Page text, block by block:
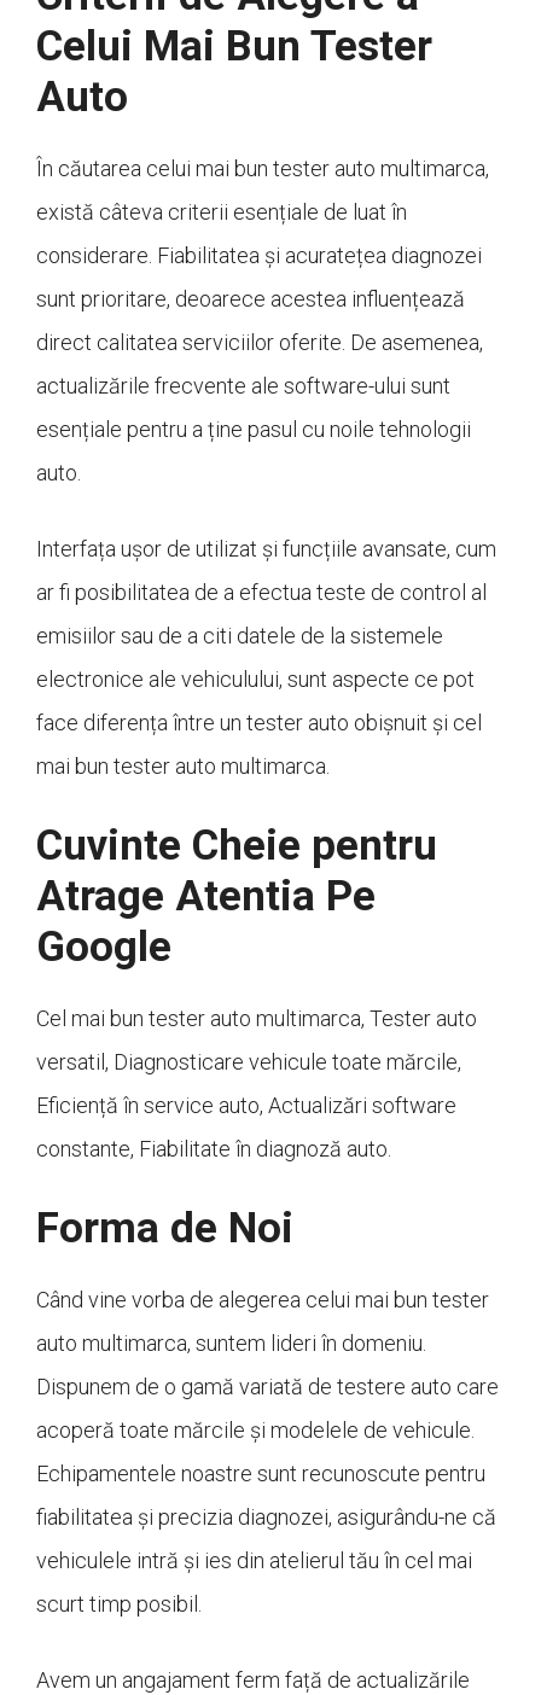
Celui Mai Bun Tester
Auto
În căutarea celui mai bun tester auto multimarca,
există câteva criterii esențiale de luat în
considerare. Fiabilitatea și acuratețea diagnozei
sunt prioritare, deoarece acestea influențează
direct calitatea serviciilor oferite. De asemenea,
actualizările frecvente ale software-ului sunt
esențiale pentru a ține pasul cu noile tehnologii
auto.
Interfața ușor de utilizat și funcțiile avansate, cum
ar fi posibilitatea de a efectua teste de control al
emisiilor sau de a citi datele de la sistemele
electronice ale vehiculului, sunt aspecte ce pot
face diferența între un tester auto obișnuit și cel
mai bun tester auto multimarca.
Cuvinte Cheie pentru
Atrage Atentia Pe
Google
Cel mai bun tester auto multimarca, Tester auto
versatil, Diagnosticare vehicule toate mărcile,
Eficiență în service auto, Actualizări software
constante, Fiabilitate în diagnoză auto.
Forma de Noi
Când vine vorba de alegerea celui mai bun tester
auto multimarca, suntem lideri în domeniu.
Dispunem de o gamă variată de testere auto care
acoperă toate mărcile și modelele de vehicule.
Echipamentele noastre sunt recunoscute pentru
fiabilitatea și precizia diagnozei, asigurându-ne că
vehiculele intră și ies din atelierul tău în cel mai
scurt timp posibil.
Avem un angajament ferm față de actualizările